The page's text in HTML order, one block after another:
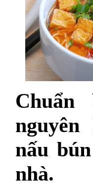
nấu
nhà.